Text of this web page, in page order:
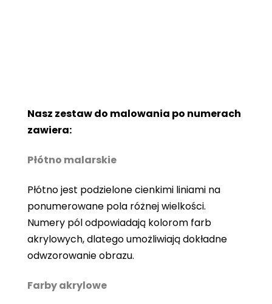
Nasz zestaw do malowania po numerach
zawiera:
Płótno malarskie
Płótno jest podzielone cienkimi liniami na
ponumerowane pola różnej wielkości.
Numery pól odpowiadają kolorom farb
akrylowych, dlatego umożliwiają dokładne
odwzorowanie obrazu.
Farby akrylowe